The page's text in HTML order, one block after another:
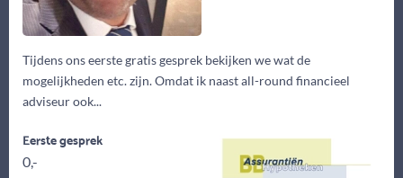
Tijdens ons eerste gratis gesprek bekijken we wat de
mogelijkheden etc. zijn. Omdat ik naast all-round financieel
adviseur ook...
Eerste gesprek
0,-